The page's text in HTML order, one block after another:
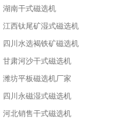
湖南干式磁选机
江西钛尾矿湿式磁选机
四川水选褐铁矿磁选机
甘肃河沙干式磁选机
潍坊平板磁选机厂家
四川永磁湿式磁选机
河北销售干式磁选机